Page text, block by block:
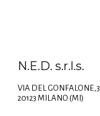
N.E.D. s.r.l.s.
VIA DEL GONFALONE,3
20123 MILANO (MI)